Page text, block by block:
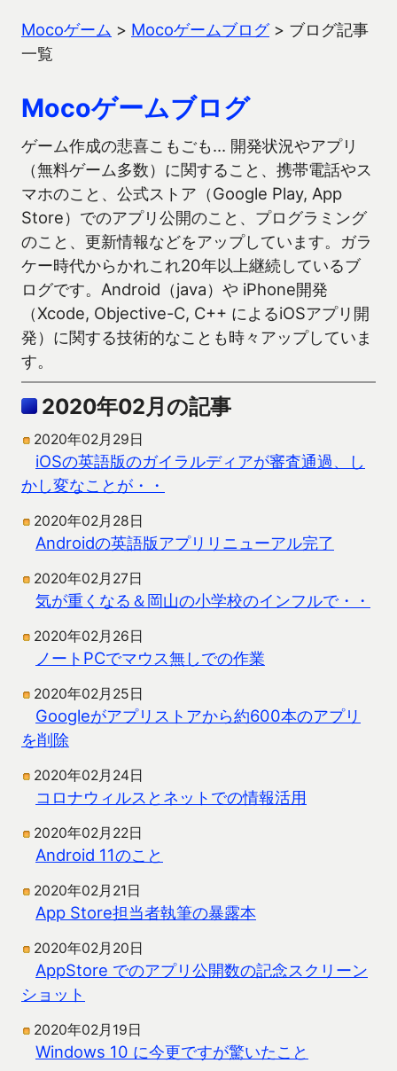
Mocoゲーム > Mocoゲームブログ> ブログ記事
一覧
Mocoゲームブログ
ゲーム作成の悲喜こもごも… 開発状況やアプリ
（無料ゲーム多数）に関すること、携帯電話やス
マホのこと、公式ストア（Google Play, App
Store）でのアプリ公開のこと、プログラミング
のこと、更新情報などをアップしています。ガラ
ケー時代からかれこれ20年以上継続しているブ
ログです。Android（java）や iPhone開発
（Xcode, Objective-C, C++ によるiOSアプリ開
発）に関する技術的なことも時々アップしていま
す。
2020年02月の記事
2020年02月29日
iOSの英語版のガイラルディアが審査通過、し
かし変なことが・・
2020年02月28日
Androidの英語版アプリリニューアル完了
2020年02月27日
気が重くなる＆岡山の小学校のインフルで・・
2020年02月26日
ノートPCでマウス無しでの作業
2020年02月25日
Googleがアプリストアから約600本のアプリ
を削除
2020年02月24日
コロナウィルスとネットでの情報活用
2020年02月22日
Android 11のこと
2020年02月21日
App Store担当者執筆の暴露本
2020年02月20日
AppStore でのアプリ公開数の記念スクリーン
ショット
2020年02月19日
Windows 10 に今更ですが驚いたこと